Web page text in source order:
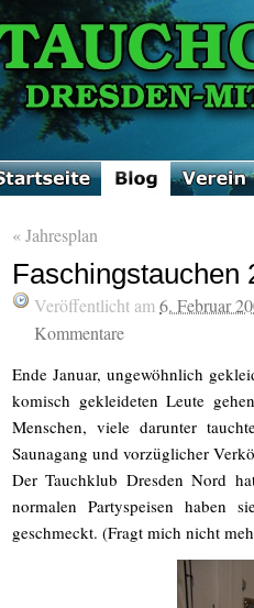
«Jahresplan
Faschingstauchen
Veröffentlicht am 6. Februar
Kommentare
Ende Januar, ungewöhnlich
komisch gekleideten Leute
Menschen, viele darunter
Saunagang und vorzüglicher
Der Tauchklub Dresden Nord
normalen Partyspeisen haben
geschmeckt. (Fragt mich nicht